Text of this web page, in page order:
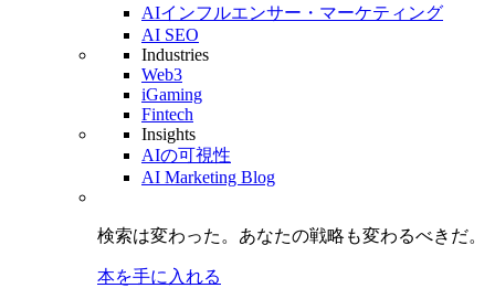
AIインフルエンサー・マーケティング
AI SEO
Industries
Web3
iGaming
Fintech
Insights
AIの可視性
AI Marketing Blog
検索は変わった。 あなたの戦略も変わるべきだ。
本を手に入れる